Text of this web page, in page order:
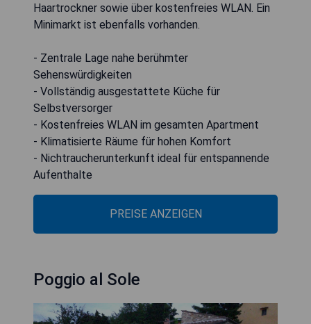
Haartrockner sowie über kostenfreies WLAN. Ein
Minimarkt ist ebenfalls vorhanden.
- Zentrale Lage nahe berühmter
Sehenswürdigkeiten
- Vollständig ausgestattete Küche für
Selbstversorger
- Kostenfreies WLAN im gesamten Apartment
- Klimatisierte Räume für hohen Komfort
- Nichtraucherunterkunft ideal für entspannende
Aufenthalte
PREISE ANZEIGEN
Poggio al Sole